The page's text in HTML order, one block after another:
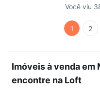
Você viu
1 2
Imóveis à venda em
encontre na Loft